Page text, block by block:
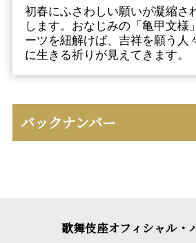
初春にふさわしい願いが凝縮さ
します。おなじみの「亀甲文様
ーツを紐解けば、吉祥を願う人
に生きる祈りが見えてきます。
バックナンバー
歌舞伎座オフィシャル・